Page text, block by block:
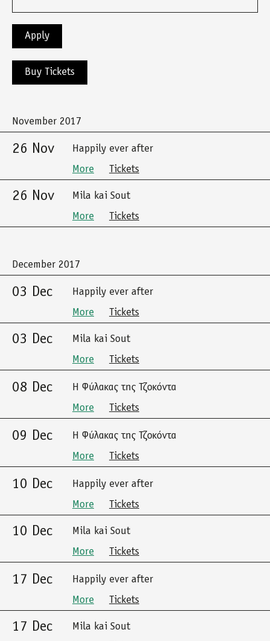
Buy Tickets
November 2017
26 Nov
Happily ever after
More
Tickets
26 Nov
Mila kai Sout
More
Tickets
December 2017
03 Dec
Happily ever after
More
Tickets
03 Dec
Mila kai Sout
More
Tickets
08 Dec
Η Φύλακας της Τζοκόντα
More
Tickets
09 Dec
Η Φύλακας της Τζοκόντα
More
Tickets
10 Dec
Happily ever after
More
Tickets
10 Dec
Mila kai Sout
More
Tickets
17 Dec
Happily ever after
More
Tickets
17 Dec
Mila kai Sout